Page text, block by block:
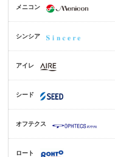
メニコン
シンシア
アイレ
シード
オフテクス
ロート